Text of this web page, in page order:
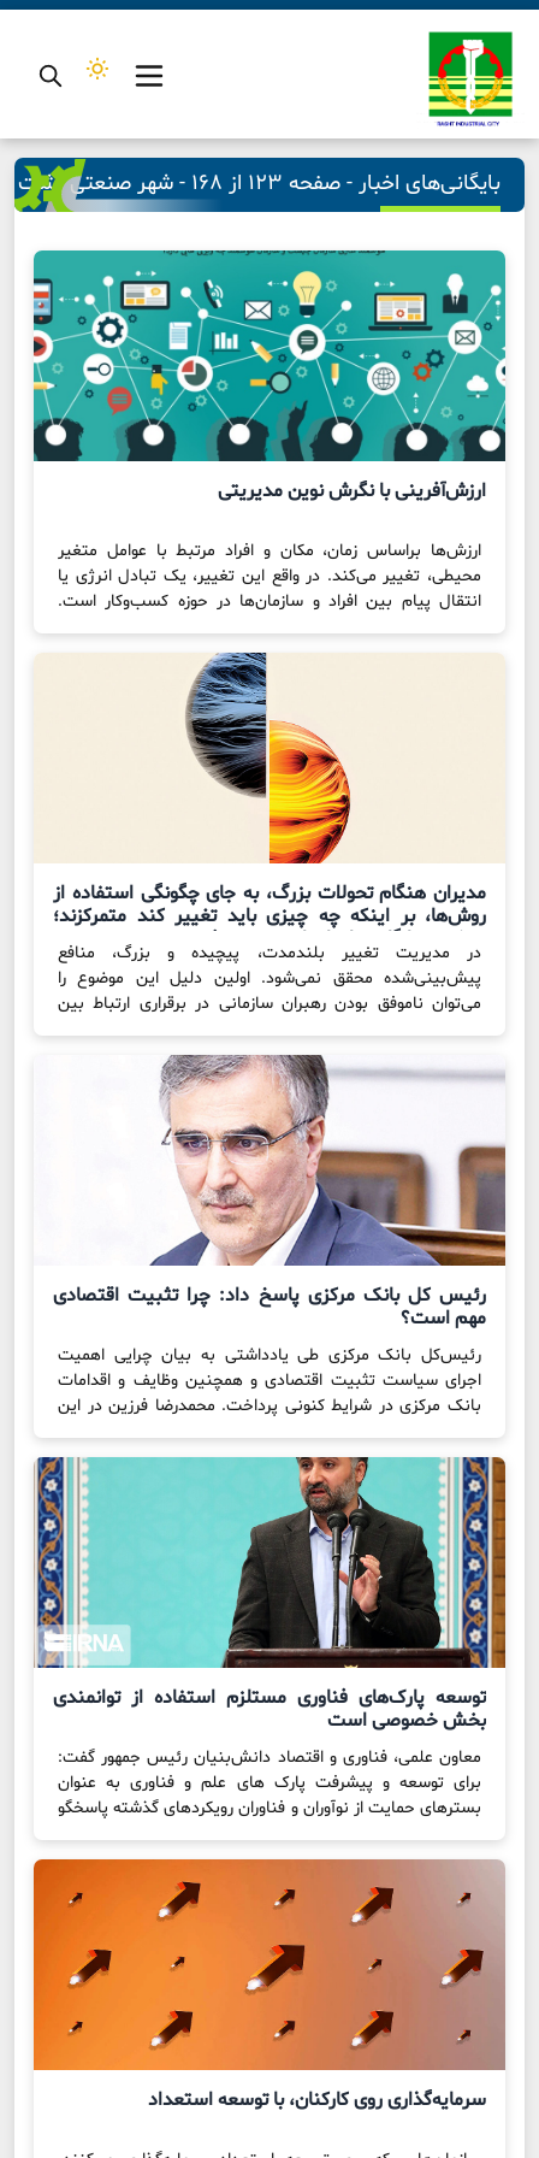
بایگانی‌های اخبار - صفحه ۱۲۳ از ۱۶۸ - شهر صنعتی رشت
ارزش‌آفرینی با نگرش نوین مدیریتی
ارزش‌ها براساس زمان، مکان و افراد مرتبط با عوامل متغیر
محیطی، تغییر می‌کند. در واقع این تغییر، یک تبادل انرژی یا
انتقال پیام بین افراد و سازمان‌ها در حوزه کسب‌وکار است.
می‌شود. ارزش‌آفرینی همچنین نقش بسیار مهمی در سوددهی و
ماندگاری کسب‌وکار اقتصادی دارد. از این‌رو، بسیاری […]
مدیران هنگام تحولات بزرگ، به جای چگونگی استفاده از
روش‌ها، بر اینکه چه چیزی باید تغییر کند متمرکزند؛
رویکرد چهارگانه برای اجرای تغییر موفق
در مدیریت تغییر بلندمدت، پیچیده و بزرگ، منافع
پیش‌بینی‌شده محقق نمی‌شود. اولین دلیل این موضوع را
می‌توان ناموفق بودن رهبران سازمانی در برقراری ارتباط بین
مدیر مالی شرکتی تولیدی- صنعتی است. خانم ین در جلسه با
تیم رهبری سازمان، متوجه شد تصمیم هیات‌مدیره برای […]
رئیس کل بانک مرکزی پاسخ داد: چرا تثبیت اقتصادی
مهم است؟
رئیس‌کل بانک مرکزی طی یادداشتی به بیان چرایی اهمیت
اجرای سیاست تثبیت اقتصادی و همچنین وظایف و اقدامات
بانک مرکزی در شرایط کنونی پرداخت. محمدرضا فرزین در این
۲۰۰۸ میلادی در نتیجه مقررات‌زدایی‌های اقتصادی در دهه‌های
۸۰ و ۹۰ میلادی بود. این امر سبب شد […]
توسعه پارک‌های فناوری مستلزم استفاده از توانمندی
بخش خصوصی است
معاون علمی، فناوری و اقتصاد دانش‌بنیان رئیس جمهور گفت:
برای توسعه و پیشرفت پارک های علم و فناوری به عنوان
بسترهای حمایت از نوآوران و فناوران رویکردهای گذشته پاسخگو
بخش خصوصی را پای کار بیاوریم. روح الله دهقانی فیروزآبادی
در نشست روسای پارک‌های […]
سرمایه‏‏‌گذاری روی کارکنان، با توسعه استعداد